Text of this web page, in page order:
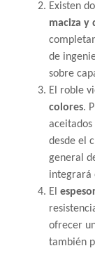
Existen
maciza y
de
sobre
El roble
colores.
aceitados
desde el
general
integrará
El
ofrecer
también